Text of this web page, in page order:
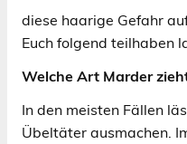
diese haarige Gefahr
Euch folgend teilhaben
Welche Art Marder
In den meisten Fällen
Übeltäter ausmachen.